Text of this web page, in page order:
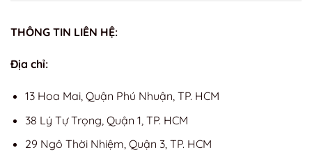
THÔNG TIN LIÊN HỆ:
Địa chỉ:
13 Hoa Mai, Quận Phú Nhuận, TP. HCM
38 Lý Tự Trọng, Quận 1, TP. HCM
29 Ngô Thời Nhiệm, Quận 3, TP. HCM